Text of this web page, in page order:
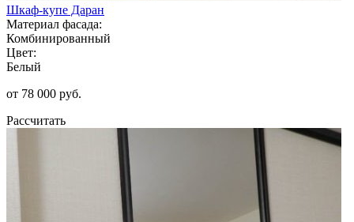
Шкаф-купе Даран
Материал фасада:
Комбинированный
Цвет:
Белый
от 78 000 руб.
Рассчитать